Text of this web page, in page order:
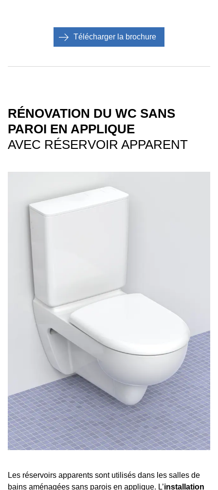
Télécharger la brochure
RÉNOVATION DU WC SANS
PAROI EN APPLIQUE
AVEC RÉSERVOIR APPARENT
Les réservoirs apparents sont utilisés dans les salles de
bains aménagées sans parois en applique. L’installation